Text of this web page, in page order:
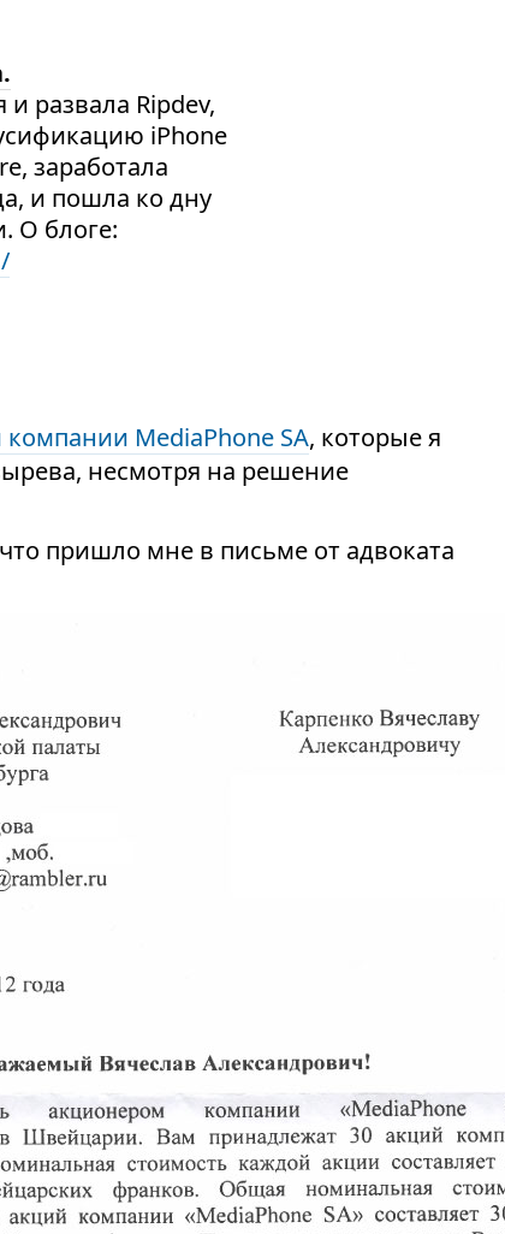
развала Ripdev,
iPhone
заработала
и пошла ко дну
О блоге:
компании MediaPhone SA, которые я
несмотря на решение
пришло мне в письме от адвоката